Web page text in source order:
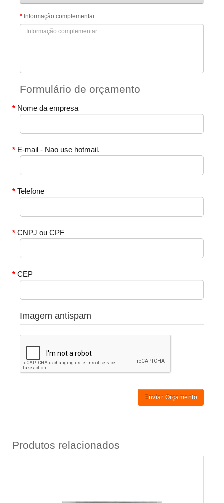
Informação complementar
Formulário de orçamento
Nome da empresa
E-mail - Nao use hotmail.
Telefone
CNPJ ou CPF
CEP
Imagem antispam
Enviar Orçamento
Produtos relacionados